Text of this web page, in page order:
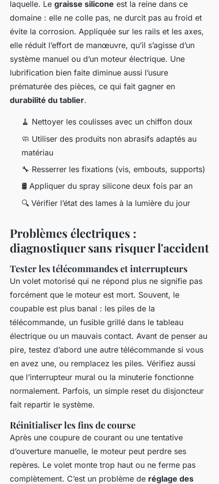
laquelle. Le graisse silicone est la reine dans ce
domaine : elle ne colle pas, ne durcit pas au froid et
évite la corrosion. Appliquée sur les rails et les axes,
elle réduit l’effort de manœuvre, qu’il s’agisse d’un
système manuel ou d’un moteur électrique. Une
lubrification bien faite diminue aussi l’usure
prématurée des pièces, ce qui fait gagner en
durabilité du tablier.
🧹 Nettoyer les coulisses avec un chiffon doux
🧼 Utiliser des produits non abrasifs adaptés au
matériau
🔧 Resserrer les fixations (vis, embouts, supports)
🛢️ Appliquer du spray silicone deux fois par an
🔍 Vérifier l’état des lames à la lumière du jour
Problèmes électriques :
diagnostiquer sans risquer l'accident
Tester les télécommandes et interrupteurs
Un volet motorisé qui ne répond plus ne signifie pas
forcément que le moteur est mort. Souvent, le
coupable est plus banal : les piles de la
télécommande, un fusible grillé dans le tableau
électrique ou un mauvais contact. Avant de penser au
pire, testez d’abord une autre télécommande si vous
en avez une, ou remplacez les piles. Vérifiez aussi
que l’interrupteur mural ou la minuterie fonctionne
normalement. Parfois, un simple reset du disjoncteur
fait repartir le système.
Réinitialiser les fins de course
Après une coupure de courant ou une tentative
d’ouverture manuelle, le moteur peut perdre ses
repères. Le volet monte trop haut ou ne ferme pas
complètement. C’est un problème de réglage des